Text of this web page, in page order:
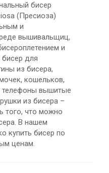
бисер
(Пресиоза)
и
вышивальщиц,
и
бисер для
из бисера,
кошельков,
телефоны вышитые
из бисера –
того, что можно
В нашем
купить бисер по
ценам.